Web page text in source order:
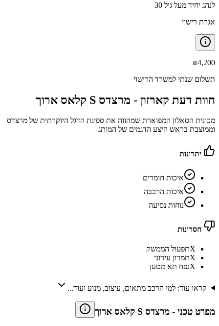
לנהג יחיד מעל גיל 30
אגרת רישוי
₪4,200
תשלום שנתי למשרד הרישוי
חוות דעת קארזון - מרצדס S קלאס ארוך
מכונית הסאלון המפוארת שמהווה את ספינת הדגל היוקרתית של מרצדס
וממוצבת בראש היצע הדגמים של המותג
יתרונות
איכות חומרים
איכות הרכבה
נוחות נסיעה
חסרונות
Xתפעול הממשק
Xתמרון עירוני
Xנפח תא מטען
קראו עוד: למי הרכב מתאים, עיצוב, מנוע ועוד...
מפרט טכני - מרצדס S קלאס ארוך